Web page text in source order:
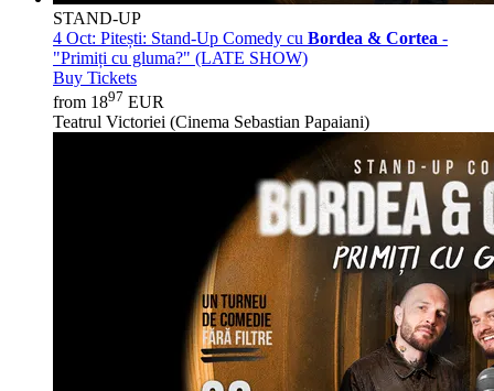
STAND-UP
4 Oct: Pitești: Stand-Up Comedy cu Bordea & Cortea -
"Primiți cu gluma?" (LATE SHOW)
Buy Tickets
from 1897 EUR
Teatrul Victoriei (Cinema Sebastian Papaiani)